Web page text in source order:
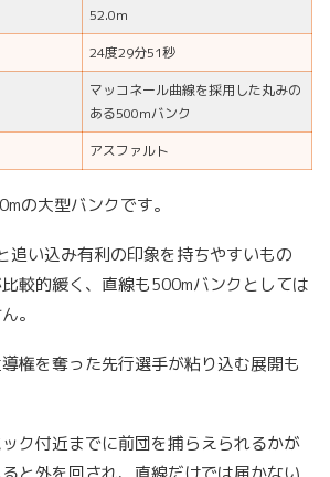
52.0m
24度29分51秒
マッコネール曲線を採用した丸みの
ある500mバンク
アスファルト
の大型バンクです。
追い込み有利の印象を持ちやすいもの
較的緩く、直線も500mバンクとしては
。
権を奪った先行選手が粘り込む展開も
ク付近までに前団を捕らえられるかが